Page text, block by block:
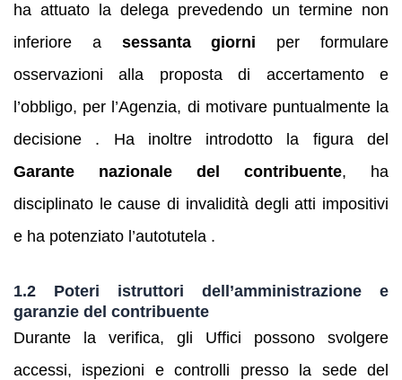
ha attuato la delega prevedendo un termine non
inferiore a sessanta giorni per formulare
osservazioni alla proposta di accertamento e
l’obbligo, per l’Agenzia, di motivare puntualmente la
decisione . Ha inoltre introdotto la figura del
Garante nazionale del contribuente, ha
disciplinato le cause di invalidità degli atti impositivi
e ha potenziato l’autotutela .
1.2 Poteri istruttori dell’amministrazione e
garanzie del contribuente
Durante la verifica, gli Uffici possono svolgere
accessi, ispezioni e controlli presso la sede del